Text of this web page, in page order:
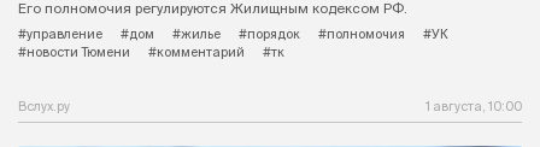
Его полномочия регулируются Жилищным кодексом РФ.
#управление
#дом #жилье #порядок #полномочия
#УК
#новости Тюмени
#комментарий #тк
Вслух.ру 1 августа, 10:00